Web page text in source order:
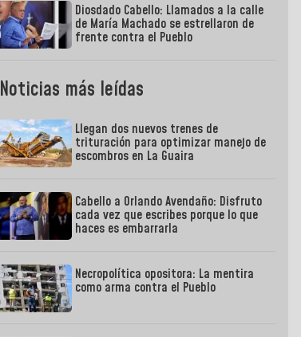
Diosdado Cabello: Llamados a la calle
de María Machado se estrellaron de
frente contra el Pueblo
Noticias más leídas
Llegan dos nuevos trenes de
trituración para optimizar manejo de
escombros en La Guaira
Cabello a Orlando Avendaño: Disfruto
cada vez que escribes porque lo que
haces es embarrarla
Necropolítica opositora: La mentira
como arma contra el Pueblo